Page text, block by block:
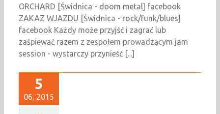
ORCHARD [Świdnica - doom metal] facebook
ZAKAZ WJAZDU [Świdnica - rock/funk/blues]
facebook Każdy może przyjść i zagrać lub
zaśpiewać razem z zespołem prowadzącym jam
session - wystarczy przynieść [...]
5
06, 2015